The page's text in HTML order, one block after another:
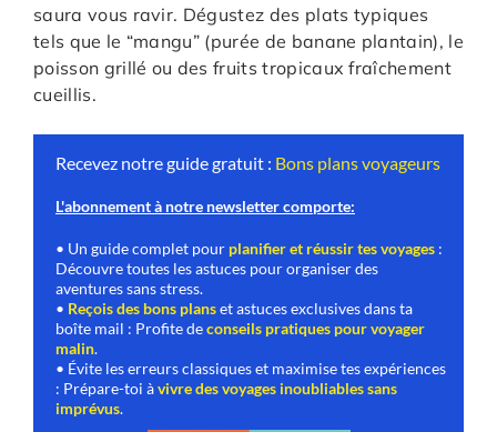
saura vous ravir. Dégustez des plats typiques
tels que le “mangu” (purée de banane plantain), le
poisson grillé ou des fruits tropicaux fraîchement
cueillis.